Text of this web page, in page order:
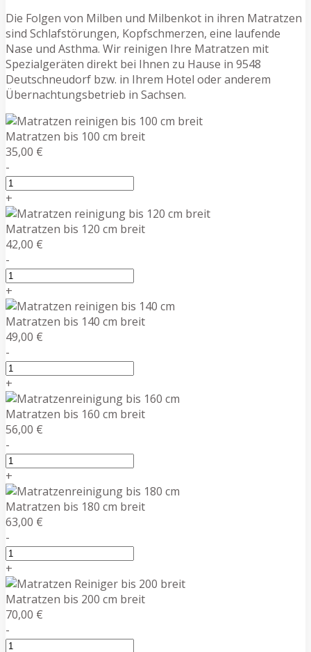
Die Folgen von Milben und Milbenkot in ihren Matratzen
sind Schlafstörungen, Kopfschmerzen, eine laufende
Nase und Asthma. Wir reinigen Ihre Matratzen mit
Spezialgeräten direkt bei Ihnen zu Hause in 9548
Deutschneudorf bzw. in Ihrem Hotel oder anderem
Übernachtungsbetrieb in Sachsen.
Matratzen bis 100 cm breit
35,00 €
-
+
Matratzen bis 120 cm breit
42,00 €
-
+
Matratzen bis 140 cm breit
49,00 €
-
+
Matratzen bis 160 cm breit
56,00 €
-
+
Matratzen bis 180 cm breit
63,00 €
-
+
Matratzen bis 200 cm breit
70,00 €
-